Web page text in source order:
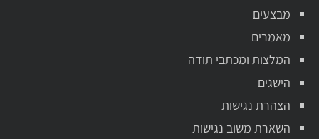
מבצעים
מאמרים
המלצות ומכתבי תודה
הישגים
הצהרת נגישות
השארת משוב נגישות